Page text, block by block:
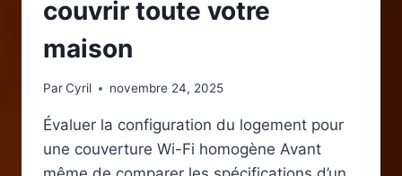
couvrir toute votre
maison
ParCyril novembre 24, 2025
Évaluer la configuration du logement pour
une couverture Wi-Fi homogène Avant